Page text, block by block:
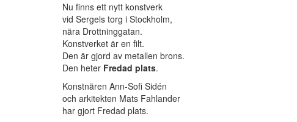
Nu finns ett nytt konstverk
vid Sergels torg i Stockholm,
nära Drottninggatan.
Konstverket är en filt.
Den är gjord av metallen brons.
Den heter Fredad plats.
Konstnären Ann-Sofi Sidén
och arkitekten Mats Fahlander
har gjort Fredad plats.